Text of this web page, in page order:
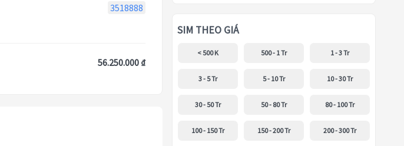
3518888
56.250.000 ₫
SIM THEO GIÁ
< 500 K 500 - 1 Tr 1 - 3 Tr
3 - 5 Tr 5 - 10 Tr 10 - 30 Tr
30 - 50 Tr 50 - 80 Tr 80 - 100 Tr
100 - 150 Tr 150 - 200 Tr 200 - 300 Tr